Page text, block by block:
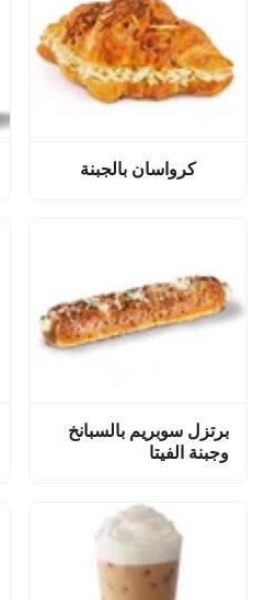
كرواسان بالجبنة
برتزل سوبريم بالسبانخ
وجبنة الفيتا